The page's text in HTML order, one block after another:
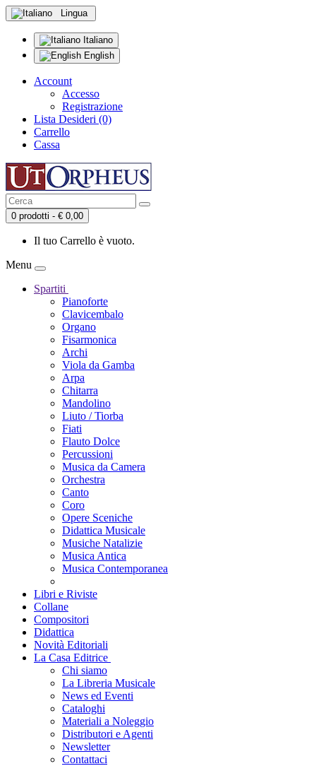
Lingua
Italiano
English
Account
Accesso
Registrazione
Lista Desideri (0)
Carrello
Cassa
0 prodotti - € 0,00
Il tuo Carrello è vuoto.
Menu
Spartiti
Pianoforte
Clavicembalo
Organo
Fisarmonica
Archi
Viola da Gamba
Arpa
Chitarra
Mandolino
Liuto / Tiorba
Fiati
Flauto Dolce
Percussioni
Musica da Camera
Orchestra
Canto
Coro
Opere Sceniche
Didattica Musicale
Musiche Natalizie
Musica Antica
Musica Contemporanea
Libri e Riviste
Collane
Compositori
Didattica
Novità Editoriali
La Casa Editrice
Chi siamo
La Libreria Musicale
News ed Eventi
Cataloghi
Materiali a Noleggio
Distributori e Agenti
Newsletter
Contattaci